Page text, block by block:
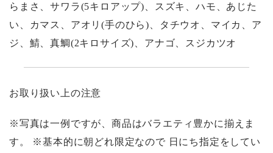
らまさ、サワラ(5キロアップ)、スズキ、ハモ、あじた
い、カマス、アオリ(手のひら)、タチウオ、マイカ、ア
ジ、鯖、真鯛(2キロサイズ)、アナゴ、スジカツオ
お取り扱い上の注意
※写真は一例ですが、商品はバラエティ豊かに揃えま
す。 ※基本的に朝どれ限定なので 日にち指定をしてい